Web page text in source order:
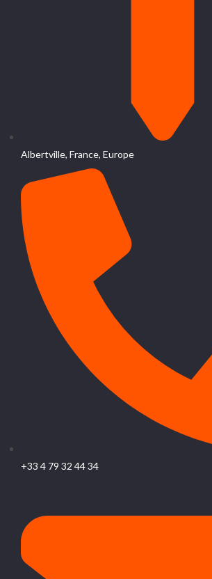
Albertville, France, Europe
+33 4 79 32 44 34